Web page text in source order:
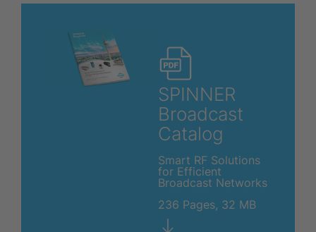
SPINNER
Broadcast
Catalog
Smart RF Solutions
for Efficient
Broadcast Networks
236 Pages, 32 MB